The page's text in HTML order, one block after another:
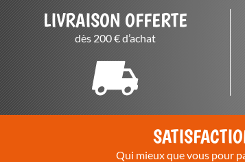
LIVRAISON OFFERTE
dès 200 € d’achat
Qui mieux que vous pour